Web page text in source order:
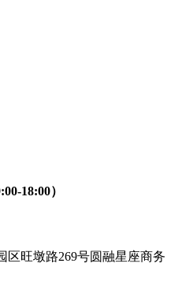
18:00）
区旺墩路269号圆融星座商务